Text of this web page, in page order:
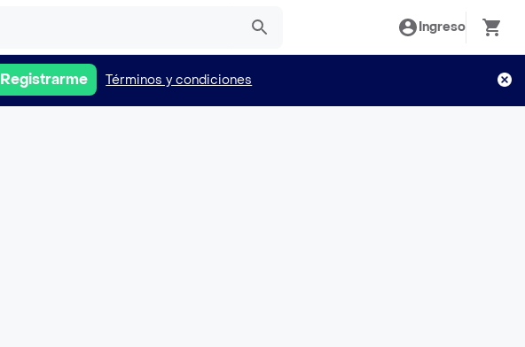
Ingreso
Registrarme Términos y condiciones